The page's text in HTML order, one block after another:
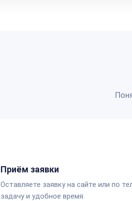
Приём заявки
Оставляете заявку на сайте или по
задачу и удобное время.